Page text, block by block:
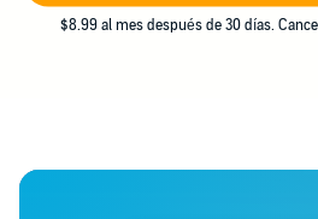
$8.99 al mes después de 30 días.